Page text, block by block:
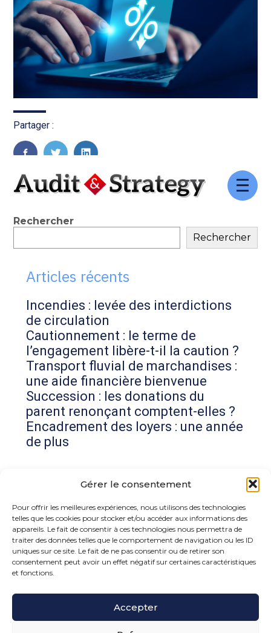
Gérer le consentement
Pour offrir les meilleures expériences, nous utilisons des technologies
telles que les cookies pour stocker et/ou accéder aux informations des
appareils. Le fait de consentir à ces technologies nous permettra de
traiter des données telles que le comportement de navigation ou les ID
uniques sur ce site. Le fait de ne pas consentir ou de retirer son
consentement peut avoir un effet négatif sur certaines caractéristiques
et fonctions.
Accepter
Aller
Partager :
Blog
sidebar
Rechercher
Rechercher
Articles récents
Incendies : levée des interdictions
de circulation
Cautionnement : le terme de
l’engagement libère-t-il la caution ?
Transport fluvial de marchandises :
une aide financière bienvenue
Succession : les donations du
parent renonçant comptent-elles ?
Encadrement des loyers : une année
de plus
Commentaires récents
Aucun commentaire à afficher.
15 rue de la Bonne Rencontre – 77860 Quincy
Voisins